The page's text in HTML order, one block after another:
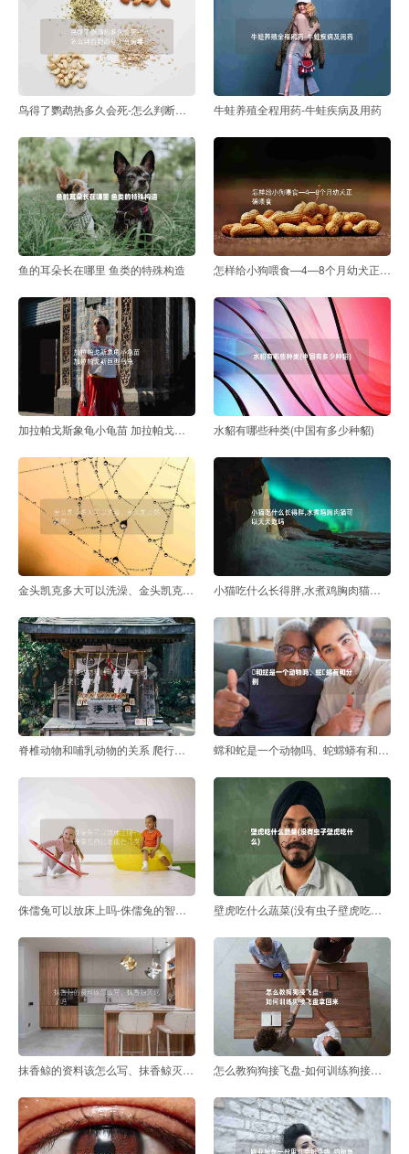
鸟得了鹦鹉热多久会死-怎么判断鹦鹉身上有病毒 牛蛙养殖全程用药-牛蛙疾病及用药
鱼的耳朵长在哪里 鱼类的特殊构造 怎样给小狗喂食—4—8个月幼犬正确喂食
加拉帕戈斯象龟小龟苗 加拉帕戈斯巨型乌龟 水貂有哪些种类(中国有多少种貂)
金头凯克多大可以洗澡、金头凯克鹦鹉图片 小猫吃什么长得胖,水煮鸡胸肉猫可以天天吃吗
脊椎动物和哺乳动物的关系 爬行动物 蟐和蛇是一个动物吗、蛇蟐蟒有和分别
侏儒兔可以放床上吗-侏儒兔的智商能有几岁 壁虎吃什么蔬菜(没有虫子壁虎吃什么)
抹香鲸的资料该怎么写、抹香鲸灭绝了吗 怎么教狗狗接飞盘-如何训练狗接飞盘拿回来